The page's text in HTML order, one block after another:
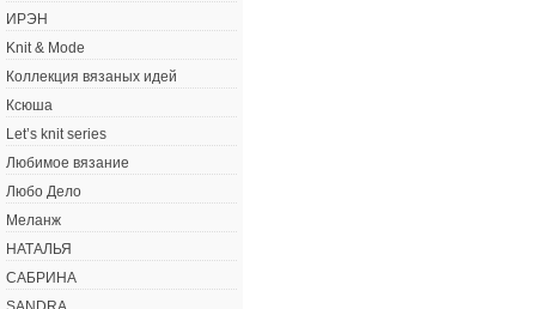
ИРЭН
Knit & Mode
Коллекция вязаных идей
Ксюша
Let’s knit series
Любимое вязание
Любо Дело
Меланж
НАТАЛЬЯ
САБРИНА